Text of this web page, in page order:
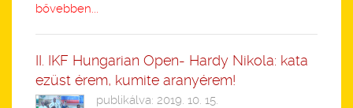
bővebben...
II. IKF Hungarian Open- Hardy Nikola: kata
ezüst érem, kumite aranyérem!
publikálva: 2019. 10. 15.